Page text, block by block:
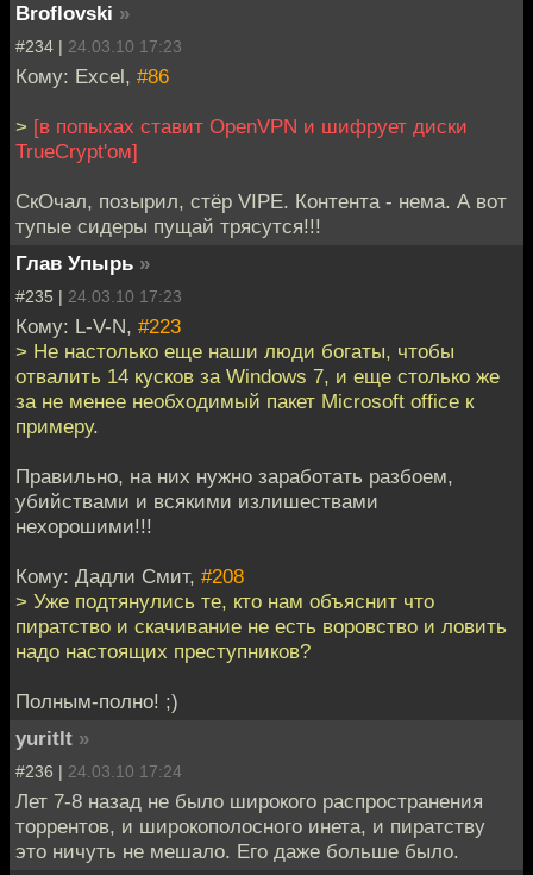
Broflovski »
#234 | 24.03.10 17:23
Кому: Excel, #86
> [в попыхах ставит OpenVPN и шифрует диски
TrueCrypt'ом]
СкОчал, позырил, стёр VIPE. Контента - нема. А вот
тупые сидеры пущай трясутся!!!
Глав Упырь »
#235 | 24.03.10 17:23
Кому: L-V-N, #223
> Не настолько еще наши люди богаты, чтобы
отвалить 14 кусков за Windows 7, и еще столько же
за не менее необходимый пакет Microsoft office к
примеру.
Правильно, на них нужно заработать разбоем,
убийствами и всякими излишествами
нехорошими!!!
Кому: Дадли Смит, #208
> Уже подтянулись те, кто нам объяснит что
пиратство и скачивание не есть воровство и ловить
надо настоящих преступников?
Полным-полно! ;)
yuritlt »
#236 | 24.03.10 17:24
Лет 7-8 назад не было широкого распространения
торрентов, и широкополосного инета, и пиратству
это ничуть не мешало. Его даже больше было.